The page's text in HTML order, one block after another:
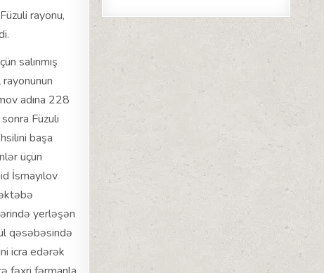
rayonu,
salınmış
adına 228
Füzuli
başa
üçün
İsmayılov
yerləşən
qəsəbəsində
icra edərək